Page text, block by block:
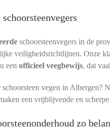
schoorsteenvegers in de
veiligheidsrichtlijnen. Onze
een officieel veegbewijs, dat
vegen in Albergen?
een vrijblijvende en
zo